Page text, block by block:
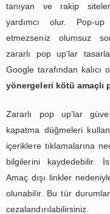
Zararlı Pop
Pop up’lar yalnızca
cihazınıza kötü
problemlerin
geçilebilir. Bazı
engelleyici özellikler
Web sitelerinde yer
adware
kurulum sonrasında